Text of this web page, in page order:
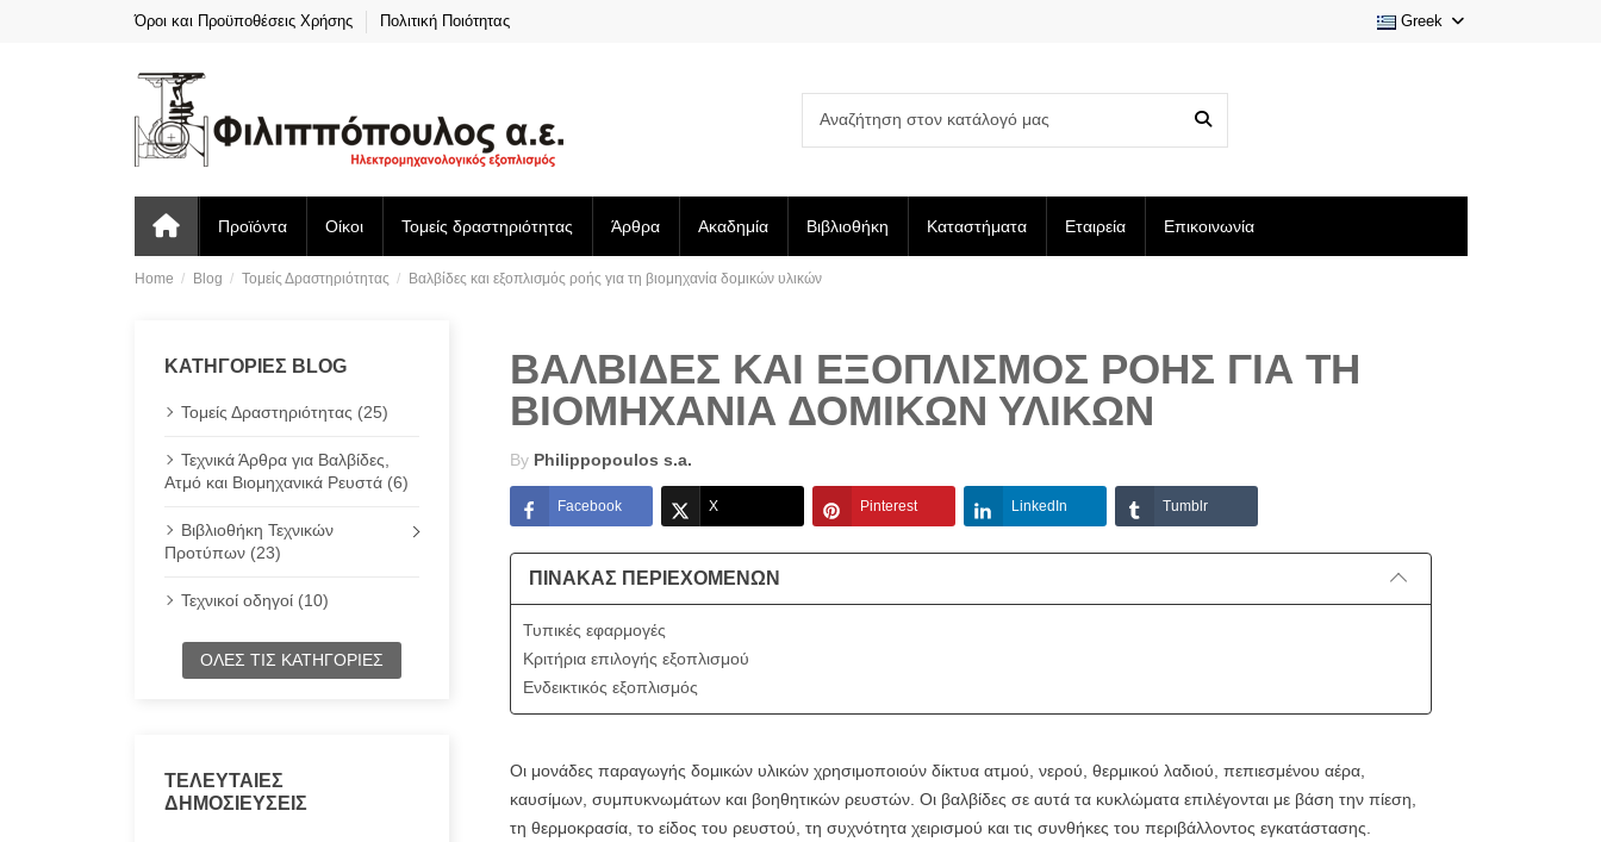
Όροι και Προϋποθέσεις Χρήσης Πολιτική Ποιότητας Greek
Προϊόντα Οίκοι Τομείς δραστηριότητας Άρθρα Ακαδημία Βιβλιοθήκη Καταστήματα Εταιρεία Επικοινωνία
Home Blog Τομείς Δραστηριότητας Βαλβίδες και εξοπλισμός ροής για τη βιομηχανία δομικών υλικών
ΚΑΤΗΓΟΡΊΕΣ BLOG
Τομείς Δραστηριότητας (25)
Τεχνικά Άρθρα για Βαλβίδες,
Ατμό και Βιομηχανικά Ρευστά (6)
Βιβλιοθήκη Τεχνικών
Προτύπων (23)
Τεχνικοί οδηγοί (10)
ΌΛΕΣ ΤΙΣ ΚΑΤΗΓΟΡΊΕΣ
ΤΕΛΕΥΤΑΊΕΣ
ΔΗΜΟΣΙΕΎΣΕΙΣ
ΒΑΛΒΊΔΕΣ ΚΑΙ ΕΞΟΠΛΙΣΜΌΣ ΡΟΉΣ ΓΙΑ ΤΗ
ΒΙΟΜΗΧΑΝΊΑ ΔΟΜΙΚΏΝ ΥΛΙΚΏΝ
By Philippopoulos s.a.
Facebook X Pinterest LinkedIn Tumblr
ΠΊΝΑΚΑΣ ΠΕΡΙΕΧΟΜΈΝΩΝ
Τυπικές εφαρμογές
Κριτήρια επιλογής εξοπλισμού
Ενδεικτικός εξοπλισμός
Οι μονάδες παραγωγής δομικών υλικών χρησιμοποιούν δίκτυα ατμού, νερού, θερμικού λαδιού, πεπιεσμένου αέρα,
καυσίμων, συμπυκνωμάτων και βοηθητικών ρευστών. Οι βαλβίδες σε αυτά τα κυκλώματα επιλέγονται με βάση την πίεση,
τη θερμοκρασία, το είδος του ρευστού, τη συχνότητα χειρισμού και τις συνθήκες του περιβάλλοντος εγκατάστασης.